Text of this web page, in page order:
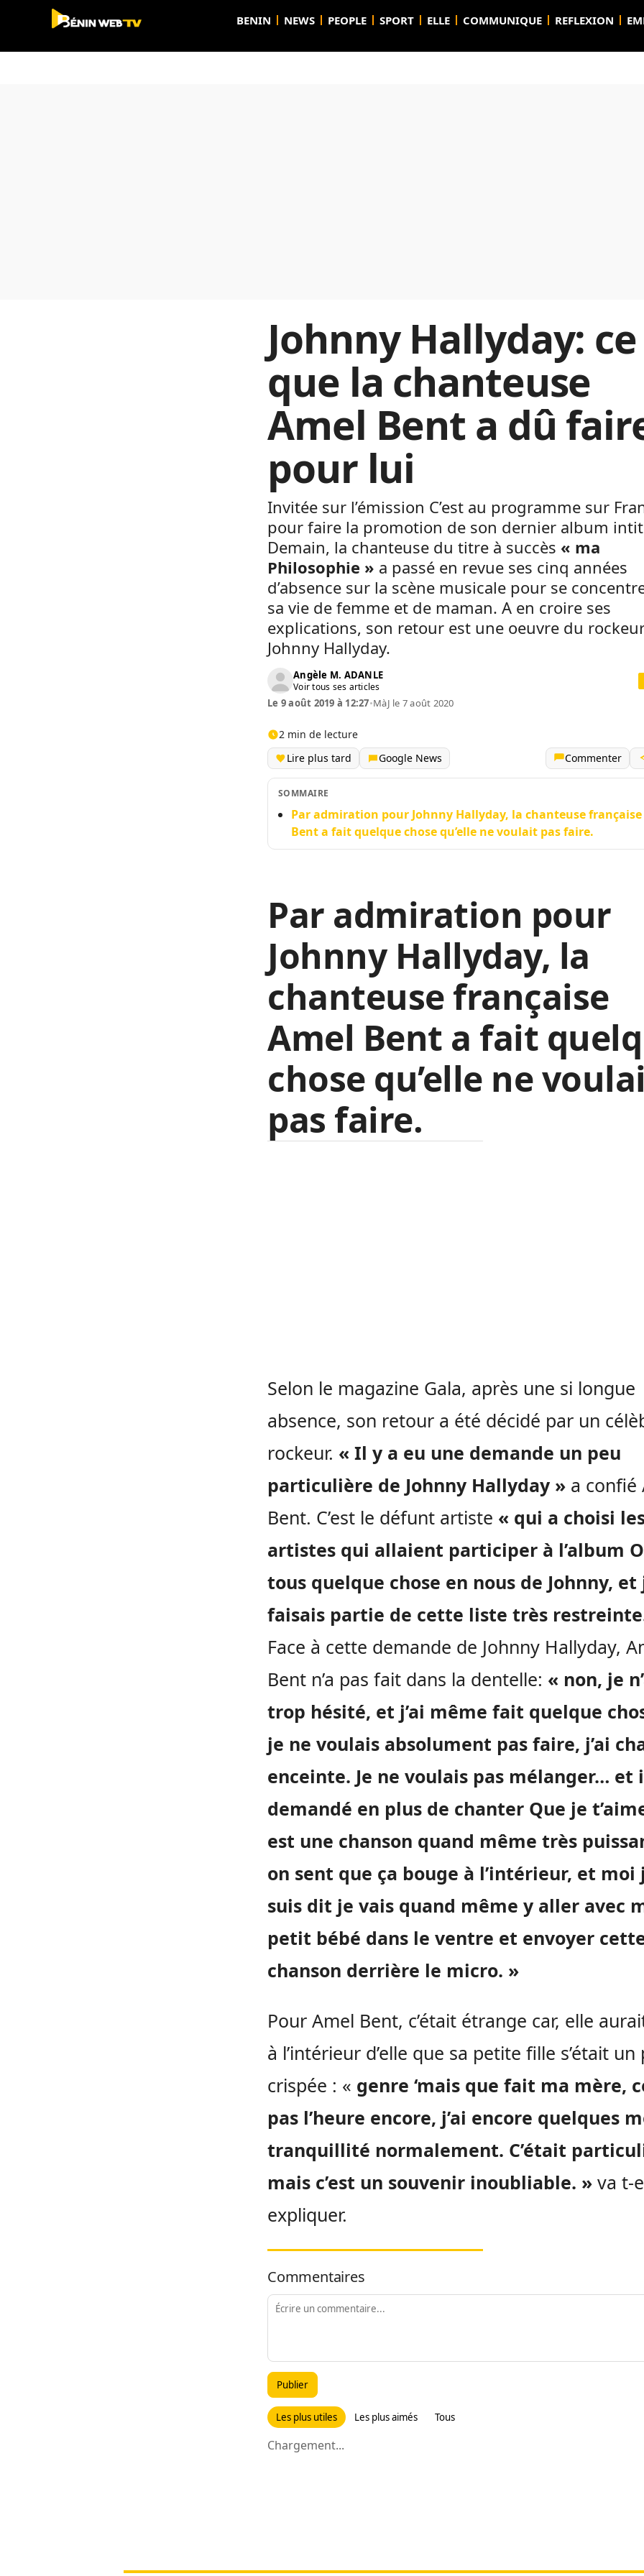
BENIN NEWS PEOPLE SPORT ELLE COMMUNIQUE REFLEXION
Johnny Hallyday: ce
que la chanteuse
Amel Bent a dû
pour lui
Invitée sur l’émission C’est au programme sur
pour faire la promotion de son dernier album
Demain, la chanteuse du titre à succès « ma
Philosophie » a passé en revue ses cinq années
d’absence sur la scène musicale pour se
sa vie de femme et de maman. A en croire ses
explications, son retour est une oeuvre du
Johnny Hallyday.
Angèle M. ADANLE
Voir tous ses articles
Le 9 août 2019 à 12:27•MàJ le 7 août 2020
2 min de lecture
Lire plus tard
Google News Commenter
SOMMAIRE
Par admiration pour Johnny Hallyday, la chanteuse française
Bent a fait quelque chose qu’elle ne voulait pas faire.
Par admiration pour
Johnny Hallyday, la
chanteuse française
Amel Bent a fait
chose qu’elle ne
pas faire.
Selon le magazine Gala, après une si longue
absence, son retour a été décidé par un
rockeur. « Il y a eu une demande un peu
particulière de Johnny Hallyday » a confié
Bent. C’est le défunt artiste « qui a choisi
artistes qui allaient participer à l’album
tous quelque chose en nous de Johnny, et
faisais partie de cette liste très
Face à cette demande de Johnny Hallyday,
Bent n’a pas fait dans la dentelle: « non, je
trop hésité, et j’ai même fait quelque
je ne voulais absolument pas faire, j’ai
enceinte. Je ne voulais pas mélanger… et
demandé en plus de chanter Que je
est une chanson quand même très
on sent que ça bouge à l’intérieur, et moi
suis dit je vais quand même y aller avec
petit bébé dans le ventre et envoyer
chanson derrière le micro. »
Pour Amel Bent, c’était étrange car, elle
à l’intérieur d’elle que sa petite fille s’était un
crispée : « genre ‘mais que fait ma mère,
pas l’heure encore, j’ai encore quelques
tranquillité normalement. C’était
mais c’est un souvenir inoubliable. » va t-
expliquer.
Commentaires
Publier
Les plus utiles Les plus aimés Tous
Chargement...